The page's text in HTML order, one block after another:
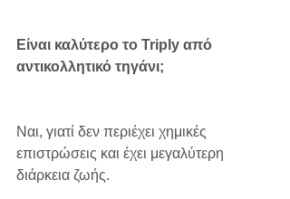
Είναι καλύτερο το Triply από
αντικολλητικό τηγάνι;
Ναι, γιατί δεν περιέχει χημικές
επιστρώσεις και έχει μεγαλύτερη
διάρκεια ζωής.